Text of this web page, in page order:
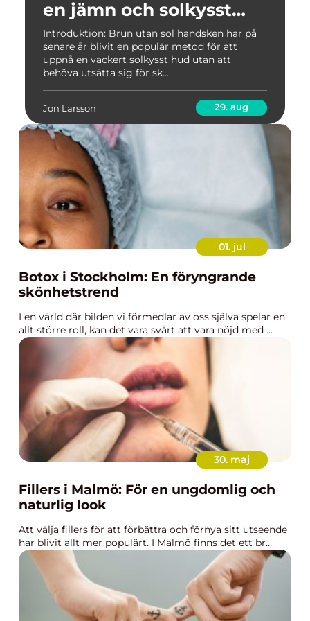
en jämn och solkysst
hud
Introduktion: Brun utan sol handsken har på
senare år blivit en populär metod för att
uppnå en vackert solkysst hud utan att
behöva utsätta sig för sk...
Jon Larsson 29. aug
01. jul
Botox i Stockholm: En föryngrande
skönhetstrend
I en värld där bilden vi förmedlar av oss själva spelar en
allt större roll, kan det vara svårt att vara nöjd med ...
30. maj
Fillers i Malmö: För en ungdomlig och
naturlig look
Att välja fillers för att förbättra och förnya sitt utseende
har blivit allt mer populärt. I Malmö finns det ett br...